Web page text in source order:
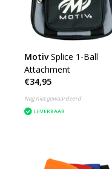
Motiv Splice 1-Ball
Attachment
€34,95
Nog niet gewaardeerd
LEVERBAAR